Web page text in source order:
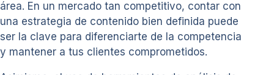
área. En un mercado tan competitivo, contar con
una estrategia de contenido bien definida puede
ser la clave para diferenciarte de la competencia
y mantener a tus clientes comprometidos.